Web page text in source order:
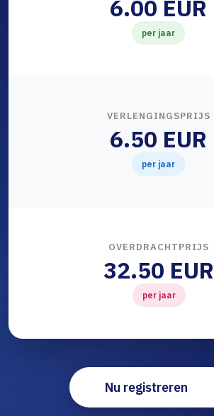
6.00 EUR
per jaar
VERLENGINGSPRIJS
6.50 EUR
per jaar
OVERDRACHTPRIJS
32.50 EUR
per jaar
Nu registreren